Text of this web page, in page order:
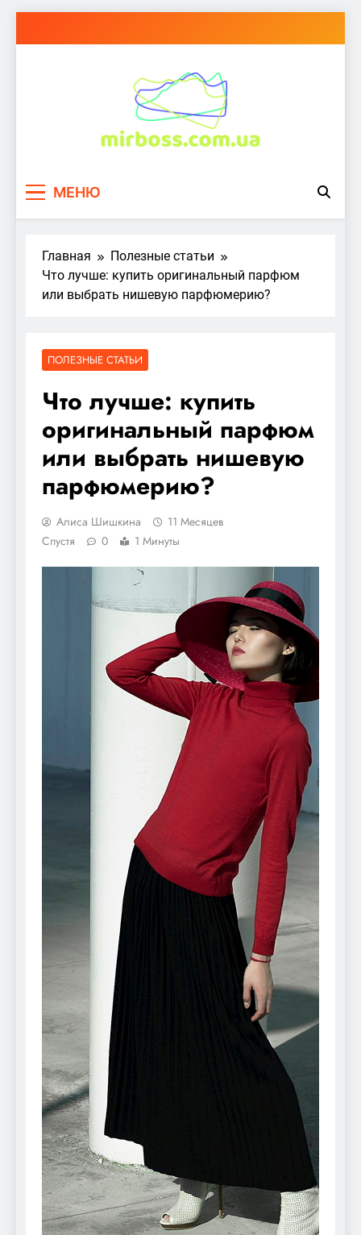
МЕНЮ
Главная
Полезные статьи
Что лучше: купить оригинальный парфюм
или выбрать нишевую парфюмерию?
ПОЛЕЗНЫЕ СТАТЬИ
Что лучше: купить
оригинальный парфюм
или выбрать нишевую
парфюмерию?
Алиса Шишкина
11 Месяцев
Спустя
0 1 Минуты